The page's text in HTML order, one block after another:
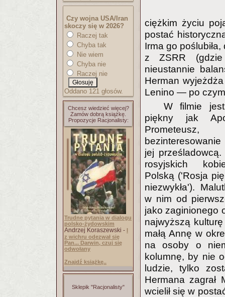
Czy wojna USA/Iran
skoczy się w 2026?
Raczej tak
Chyba tak
Nie wiem
Chyba nie
Raczej nie
Oddano 121 głosów.
Chcesz wiedzieć więcej?
Zamów dobrą książkę.
Propozycje Racjonalisty:
Trudne pytania w dialogu
polsko-żydowskim
Andrzej Koraszewski - I
z wichru odezwał się
Pan... Darwin, czuj się
odwołany
Znajdź książkę..
Sklepik "Racjonalisty"
ciężkim życiu
postać
Irma go
z ZSRR
nieustannie
Herman
Lenino — po
W filmie
piękny jak
jej
rosyjskich
Polską ('Rosja
niezwykła').
w nim od
jako zaginionego
najwyższą
małą Annę w
na osoby o
kolumnę, by nie
ludzie, tylko
Hermana zagrał
wcielił się w